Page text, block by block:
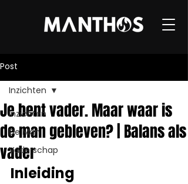
Post
Inzichten
De Man
Vaderschap
Inzichten
Je bent vader. Maar waar is
de man gebleven? | Balans als
vader
Inleiding